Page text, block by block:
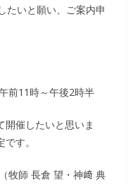
たいと願い、ご案内申
前11時～午後2時半
催したいと思いま
す。
師 長倉 望・神﨑 典